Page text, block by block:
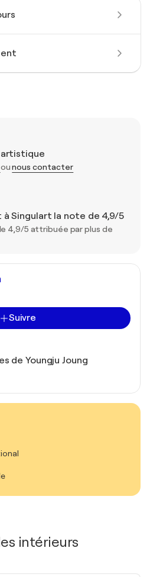
artistique
ounous contacter
Singulart la note de 4,9/5
4,9/5 attribuée par plus de
Suivre
de Youngju Joung
intérieurs